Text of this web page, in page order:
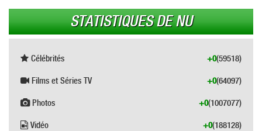
STATISTIQUES DE NU
Célébrités (59518)
+0
Films et Séries TV (64097)
+0
Photos (1007077)
+0
Vidéo (188128)
+0